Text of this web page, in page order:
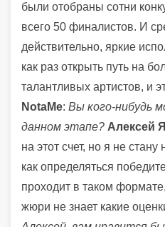
были отобраны сотни
всего 50 финалистов. И
действительно, яркие
как раз открыть путь на
талантливых артистов, и
NotaMe: Вы кого-нибудь
данном этапе? Алексей
на этот счет, но я не стану
как определяться
проходит в таком
жюри не знает какие